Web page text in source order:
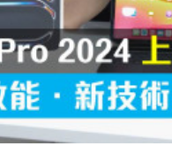
放
影
片